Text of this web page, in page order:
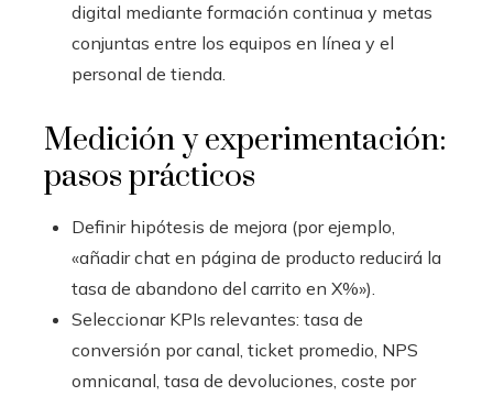
digital mediante formación continua y metas
conjuntas entre los equipos en línea y el
personal de tienda.
Medición y experimentación:
pasos prácticos
Definir hipótesis de mejora (por ejemplo,
«añadir chat en página de producto reducirá la
tasa de abandono del carrito en X%»).
Seleccionar KPIs relevantes: tasa de
conversión por canal, ticket promedio, NPS
omnicanal, tasa de devoluciones, coste por